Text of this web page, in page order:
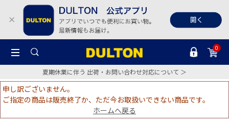
0
夏期休業に伴う 出荷・お問い合わせ対応について ＞
申し訳ございません。
ご指定の商品は販売終了か、ただ今お取扱いできない商品です。
ホームへ戻る